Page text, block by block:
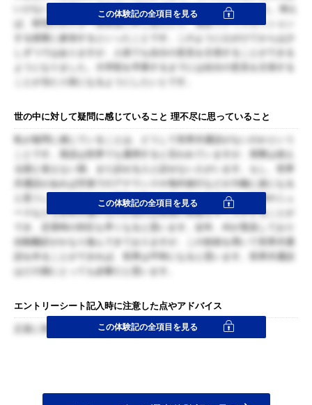
いけないと自覚し、 積極的に議論の場を設けるようにしました。例え
ば、研究のポスター発表会に申し込んだり、英語でディスカッション
する授業に参加するといったことです。このように心がけてからは少
しずつではありますが、人前でも自分の意見を主張することができる
ようになりました。大学院を卒業するまでには自分の意見を主張する
この体験記の全項目を見る
世の中に対して疑問に感じていること 理不尽に思っていること
私が疑問に感じていることは、どうして世界共通語がないのかという
ことです。英語は世界でも通用すると言われていますが、実際は使え
共通語があれば空港でのアナウンスや海外旅行などが大幅に楽になる
と思うし、もしかしたら戦争も無くなるかもしれません。映画やニュ
ースなども世界共通のものがあれば各国の情報を早く入手することが
自動翻訳がかなり進んできておりますが、この技術を用いて世界共通
語を作ることができれば、世界は平和になると思います。世界共通語
はどの国にとっても必要だと思います。
この体験記の全項目を見る
エントリーシート記入時に注意した点やアドバイス
正直に答えること、嘘はつかない
この体験記の全項目を見る